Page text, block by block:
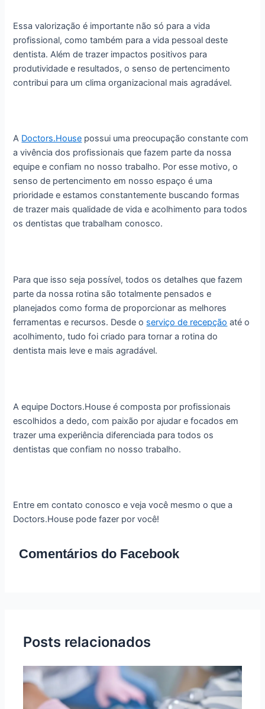
Essa valorização é importante não só para a vida
profissional, como também para a vida pessoal deste
dentista. Além de trazer impactos positivos para
produtividade e resultados, o senso de pertencimento
contribui para um clima organizacional mais agradável.
A Doctors.House possui uma preocupação constante com
a vivência dos profissionais que fazem parte da nossa
equipe e confiam no nosso trabalho. Por esse motivo, o
senso de pertencimento em nosso espaço é uma
prioridade e estamos constantemente buscando formas
de trazer mais qualidade de vida e acolhimento para todos
os dentistas que trabalham conosco.
Para que isso seja possível, todos os detalhes que fazem
parte da nossa rotina são totalmente pensados e
planejados como forma de proporcionar as melhores
ferramentas e recursos. Desde o serviço de recepção até o
acolhimento, tudo foi criado para tornar a rotina do
dentista mais leve e mais agradável.
A equipe Doctors.House é composta por profissionais
escolhidos a dedo, com paixão por ajudar e focados em
trazer uma experiência diferenciada para todos os
dentistas que confiam no nosso trabalho.
Entre em contato conosco e veja você mesmo o que a
Doctors.House pode fazer por você!
Comentários do Facebook
Posts relacionados